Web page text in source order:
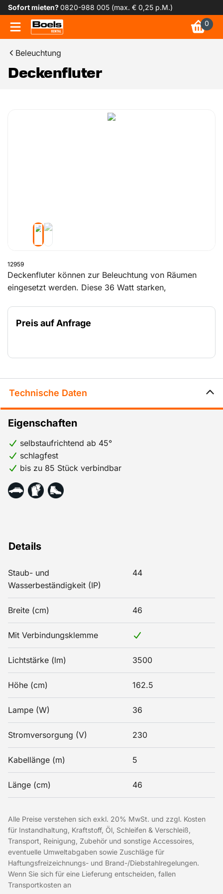
Sofort mieten?0820-988 005 (max. € 0,25 p.M.)
0
Beleuchtung
Deckenfluter
12959
Deckenfluter können zur Beleuchtung von Räumen
eingesetzt werden. Diese 36 Watt starken,
Beleuchtung. Dank des Gummifußes richtet sich die
Lampe nach einem eventuellen Umstoßen selbsttätig
Preis auf Anfrage
Technische Daten
Details
Staub- und
Wasserbeständigkeit (IP)
44
Breite (cm) 46
Mit Verbindungsklemme
Lichtstärke (lm) 3500
Höhe (cm) 162.5
Lampe (W) 36
Stromversorgung (V) 230
Kabellänge (m) 5
Länge (cm) 46
Eigenschaften
selbstaufrichtend ab 45°
schlagfest
bis zu 85 Stück verbindbar
Alle Preise verstehen sich exkl. 20% MwSt. und zzgl. Kosten
für Instandhaltung, Kraftstoff, Öl, Schleifen & Verschleiß,
Transport, Reinigung, Zubehör und sonstige Accessoires,
eventuelle Umweltabgaben sowie Zuschläge für
Haftungsfreizeichnungs- und Brand-/Diebstahlregelungen.
Wenn Sie sich für eine Lieferung entscheiden, fallen
Transportkosten an